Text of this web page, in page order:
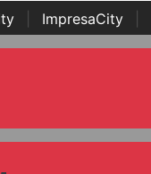
ImpresaCity